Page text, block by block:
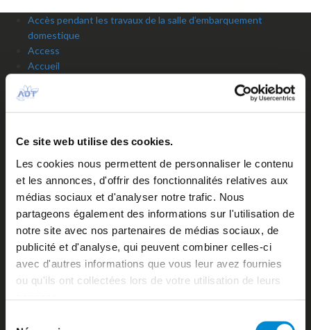
Ce site web utilise des cookies.
Les cookies nous permettent de personnaliser le contenu
et les annonces, d'offrir des fonctionnalités relatives aux
médias sociaux et d'analyser notre trafic. Nous
partageons également des informations sur l'utilisation de
notre site avec nos partenaires de médias sociaux, de
publicité et d'analyse, qui peuvent combiner celles-ci
avec d'autres informations que vous leur avez fournies
ou qu'ils ont collectées lors de votre utilisation de leurs
Accès pendant les travaux de la salle d’embarquement
domestique
Access
Accueil
Aeronautical fees
Air Tahiti Nui VIP Lounge Operated by ADT
Airport contacts
Arrivées du jour
Assistance en escale
Autorisation de Sortie du Territoire d’un mineur
Aviation d’affaires
Aviation générale
Bagages / Sûreté
Baggage services
Bank / Foreign exchange Bureau
Banks and foreign exchange office
Booking’